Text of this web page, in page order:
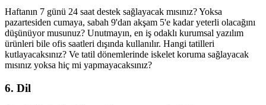
Haftanın 7 günü 24 saat destek sağlayacak mısınız? Yoksa
pazartesiden cumaya, sabah 9'dan akşam 5'e kadar yeterli olacağını
düşünüyor musunuz? Unutmayın, en iş odaklı kurumsal yazılım
ürünleri bile ofis saatleri dışında kullanılır. Hangi tatilleri
kutlayacaksınız? Ve tatil dönemlerinde iskelet koruma sağlayacak
mısınız yoksa hiç mi yapmayacaksınız?
6. Dil